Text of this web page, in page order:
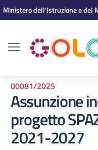
Vai ai contenuti
Vai al menu di navigazione
Vai al footer
Ministero dell'Istruzione e del
00081/2025
Assunzione
progetto
2021-2027